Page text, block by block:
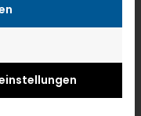
in Fulda